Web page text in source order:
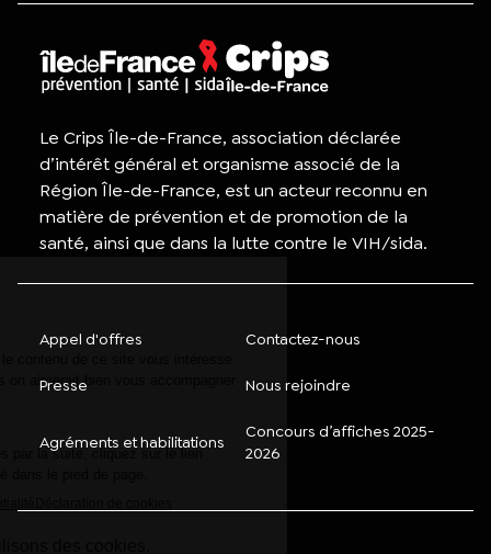
Le Crips Île-de-France, association déclarée
d’intérêt général et organisme associé de la
Région Île-de-France, est un acteur reconnu en
matière de prévention et de promotion de la
santé, ainsi que dans la lutte contre le VIH/sida.
Appel d'offres Contactez-nous
Presse Nous rejoindre
Agréments et habilitations
Concours d’affiches 2025-
2026